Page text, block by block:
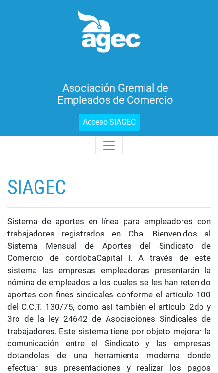
Asociación Gremial de
Empleados de Comercio
Acceso SIAGEC
SIAGEC
Sistema de aportes en línea para empleadores con
trabajadores registrados en Cba. Bienvenidos al
Sistema Mensual de Aportes del Sindicato de
Comercio de cordobaCapital l. A través de este
sistema las empresas empleadoras presentarán la
nómina de empleados a los cuales se les han retenido
aportes con fines sindicales conforme el artículo 100
del C.C.T. 130/75, como así también el artículo 2do y
3ro de la ley 24642 de Asociaciones Sindicales de
trabajadores. Este sistema tiene por objeto mejorar la
comunicación entre el Sindicato y las empresas
dotándolas de una herramienta moderna donde
efectuar sus presentaciones y realizar los pagos